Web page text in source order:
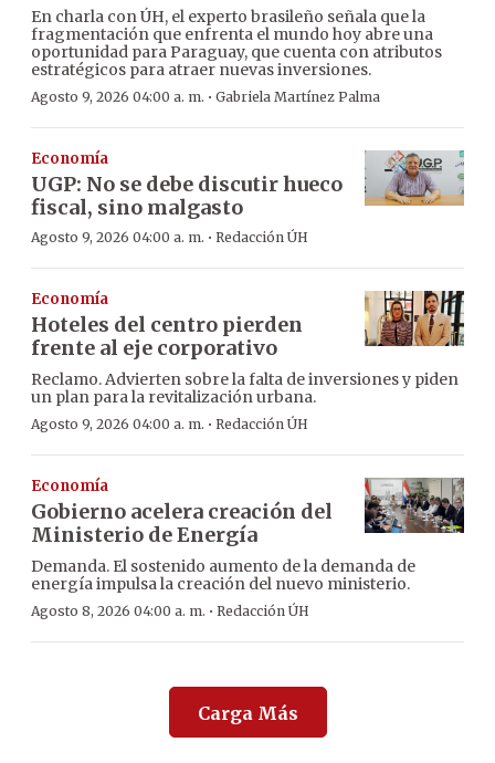
En charla con ÚH, el experto brasileño señala que la
fragmentación que enfrenta el mundo hoy abre una
oportunidad para Paraguay, que cuenta con atributos
estratégicos para atraer nuevas inversiones.
Agosto 9, 2026 04:00 a. m. · Gabriela Martínez Palma
Economía
UGP: No se debe discutir hueco
fiscal, sino malgasto
Agosto 9, 2026 04:00 a. m. · Redacción ÚH
Economía
Hoteles del centro pierden
frente al eje corporativo
Reclamo. Advierten sobre la falta de inversiones y piden
un plan para la revitalización urbana.
Agosto 9, 2026 04:00 a. m. · Redacción ÚH
Economía
Gobierno acelera creación del
Ministerio de Energía
Demanda. El sostenido aumento de la demanda de
energía impulsa la creación del nuevo ministerio.
Agosto 8, 2026 04:00 a. m. · Redacción ÚH
Carga Más